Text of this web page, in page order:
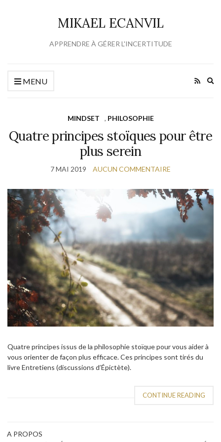
MIKAEL ECANVIL
APPRENDRE À GÉRER L'INCERTITUDE
MENU
MINDSET , PHILOSOPHIE
Quatre principes stoïques pour être
plus serein
7 MAI 2019 AUCUN COMMENTAIRE
Quatre principes issus de la philosophie stoïque pour vous aider à
vous orienter de façon plus efficace. Ces principes sont tirés du
livre Entretiens (discussions d’Épictète).
CONTINUE READING
A PROPOS